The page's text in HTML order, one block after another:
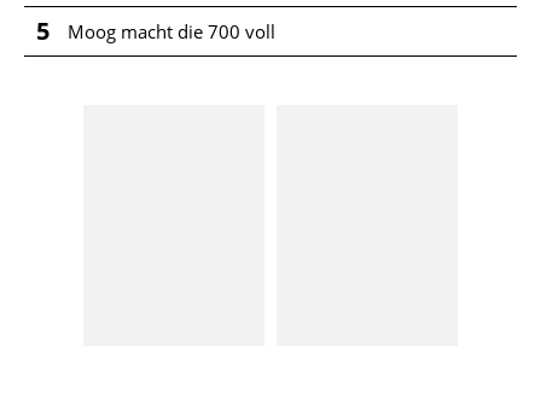
5 Moog macht die 700 voll